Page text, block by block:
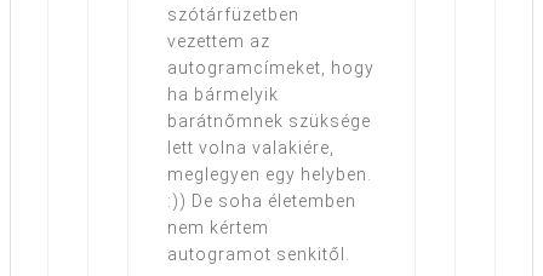
szótárfüzetben
vezettem az
autogramcímeket, hogy
ha bármelyik
barátnőmnek szüksége
lett volna valakiére,
meglegyen egy helyben.
:)) De soha életemben
nem kértem
autogramot senkitől.